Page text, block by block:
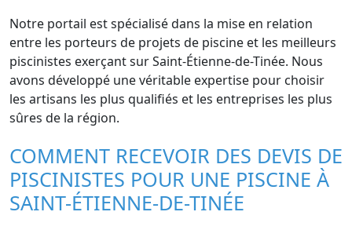
Notre portail est spécialisé dans la mise en relation
entre les porteurs de projets de piscine et les meilleurs
piscinistes exerçant sur Saint-Étienne-de-Tinée. Nous
avons développé une véritable expertise pour choisir
les artisans les plus qualifiés et les entreprises les plus
sûres de la région.
COMMENT RECEVOIR DES DEVIS DE
PISCINISTES POUR UNE PISCINE À
SAINT-ÉTIENNE-DE-TINÉE